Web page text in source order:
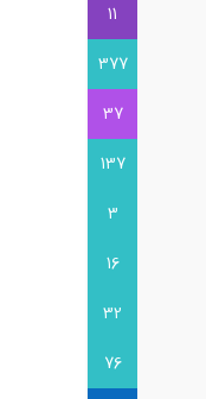
11
377
37
137
3
16
32
76